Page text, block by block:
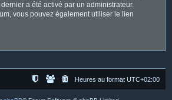
a été activé par un administrateur.
vous pouvez également utiliser le lien
Heures au format UTC+02:00